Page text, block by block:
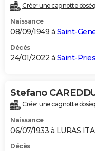
Créer une cagnotte
Naissance
08/09/1949 à Saint-
Décès
24/01/2022 à Saint-
Stefano
Créer une cagnotte
Naissance
06/07/1933 à LURAS
Décès